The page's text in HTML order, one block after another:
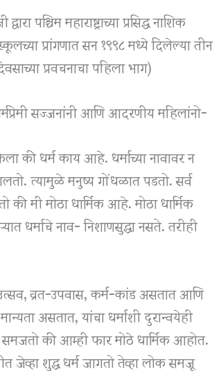
पश्चिम महाराष्ट्राच्या प्रसिद्ध नाशिक
प्रांगणात सन १९९८ मध्ये दिलेल्या तीन
प्रवचनाचा पहिला भाग)
सज्जनांनी आणि आदरणीय महिलांनो-
धर्म काय आहे. धर्माच्या नावावर न
त्यामुळे मनुष्य गोंधळात पडतो. सर्व
मी मोठा धार्मिक आहे. मोठा धार्मिक
नाव- निशाणसुद्धा नसते. तरीही
व्रत-उपवास, कर्म-कांड असतात आणि
असतात, यांचा धर्माशी दुरान्वयेही
की आम्ही फार मोठे धार्मिक आहोत.
शुद्ध धर्म जागतो तेव्हा लोक समजू